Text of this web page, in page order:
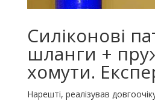
Силіконові
шланги +
хомути.
Нарешті, реалізував